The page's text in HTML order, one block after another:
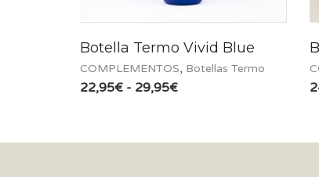
Botella Termo Vivid Blue
COMPLEMENTOS, Botellas Termo
22,95€ - 29,95€Rango